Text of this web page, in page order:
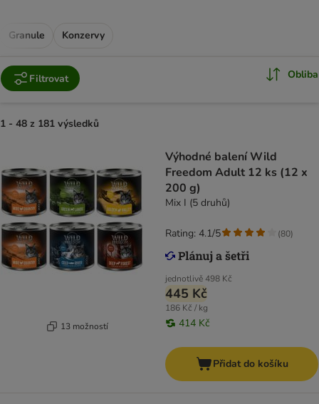
Granule Konzervy
Filtrovat Obliba
1 - 48 z 181 výsledků
13 možností
Výhodné balení Wild
Freedom Adult 12 ks (12 x
200 g)
Mix I (5 druhů)
jednotlivě498 Kč
445 Kč
186 Kč / kg
414 Kč
Rating: 4.1/5 (80)
Přidat do košíku